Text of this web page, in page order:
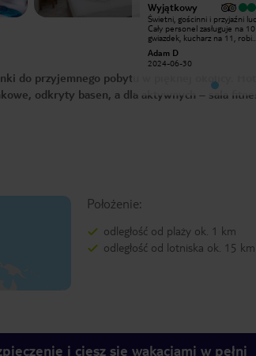
gościnni i przyjaźni ludzie.
Adam Sylwia Zuzanna Filip.
zabrać preparat na komary
spać nie dają . 😄
Wyjątkowy
Świetni, gościnni i przyjaźni
Cały personel zasługuje na 10
gwiazdek, kucharz na 11, robi
ekipe bez końca. Dziękuję za
życzliwość wobec mojej
Polecam zabrać preparat na
w nocy spać nie dają . 😄
Adam D
2024-06-30
do przyjemnego pobytu w pięknej okolicy.
odkryty basen, a dla aktywnych – sala
Położenie:
odległość od plaży ok. 1 km
odległość od lotniska ok. 15 km
i ciesz się wakacjami w pełni